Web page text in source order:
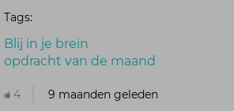
Tags:
Blij in je brein
opdracht van de maand
4 9 maanden geleden